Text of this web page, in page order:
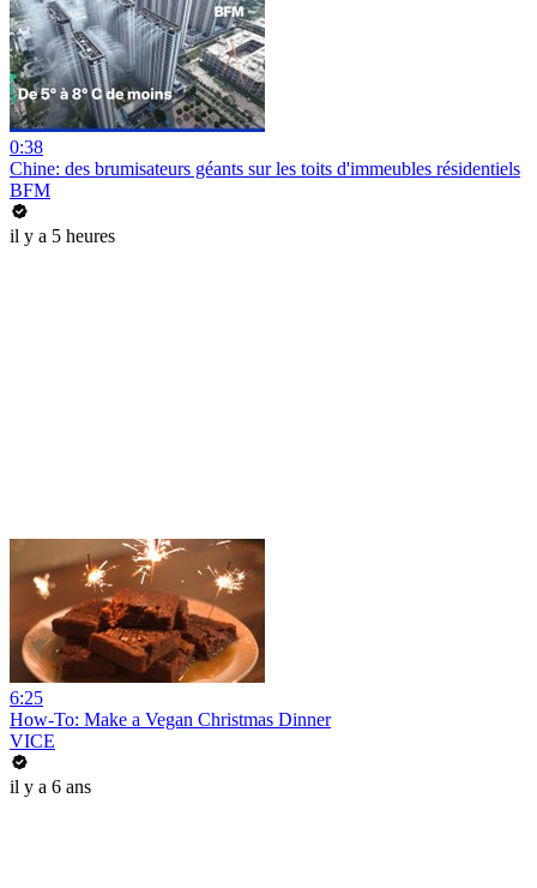
0:38
Chine: des brumisateurs géants sur les toits d'immeubles résidentiels
BFM
il y a 5 heures
6:25
How-To: Make a Vegan Christmas Dinner
VICE
il y a 6 ans